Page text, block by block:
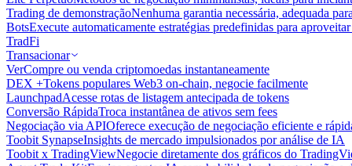
Trading de demonstraçãoNenhuma garantia necessária, adequada
BotsExecute automaticamente estratégias predefinidas para
TradFi
Transacionar
VerCompre ou venda criptomoedas instantaneamente
DEX +Tokens populares Web3 on-chain, negocie facilmente
LaunchpadAcesse rotas de listagem antecipada de tokens
Conversão RápidaTroca instantânea de ativos sem fees
Negociação via APIOferece execução de negociação eficiente e
Toobit SynapseInsights de mercado impulsionados por análise de IA
Toobit x TradingViewNegocie diretamente dos gráficos do